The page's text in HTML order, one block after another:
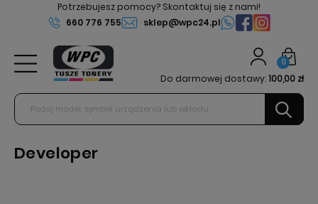
Potrzebujesz pomocy? Skontaktuj się z nami!
660 776 755
sklep@wpc24.pl
0
Do darmowej dostawy:100,00 zł
Developer